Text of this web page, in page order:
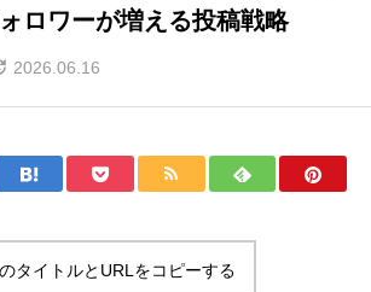
ロワーが増える投稿戦略
2026.06.16
タイトルとURLをコピーする